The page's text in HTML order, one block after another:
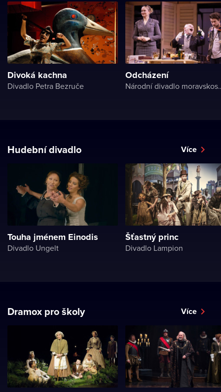
Divoká kachna
Divadlo Petra Bezruče
Odcházení
Národní
Hudební divadlo Více
Touha jménem Einodis
Divadlo Ungelt
Šťastný princ
Divadlo Lampion
Dramox pro školy Více